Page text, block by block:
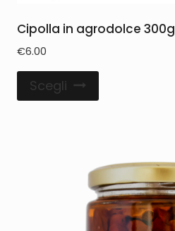
Cipolla in agrodolce 300g
€6.00
Scegli